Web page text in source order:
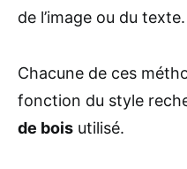
de l’image ou du texte.
Chacune de ces
fonction du style
de bois utilisé.